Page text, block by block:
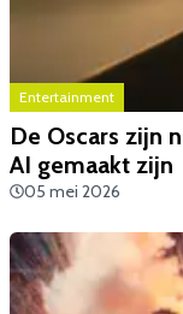
Entertainment
De Oscars zijn
AI gemaakt zijn
05 mei 2026